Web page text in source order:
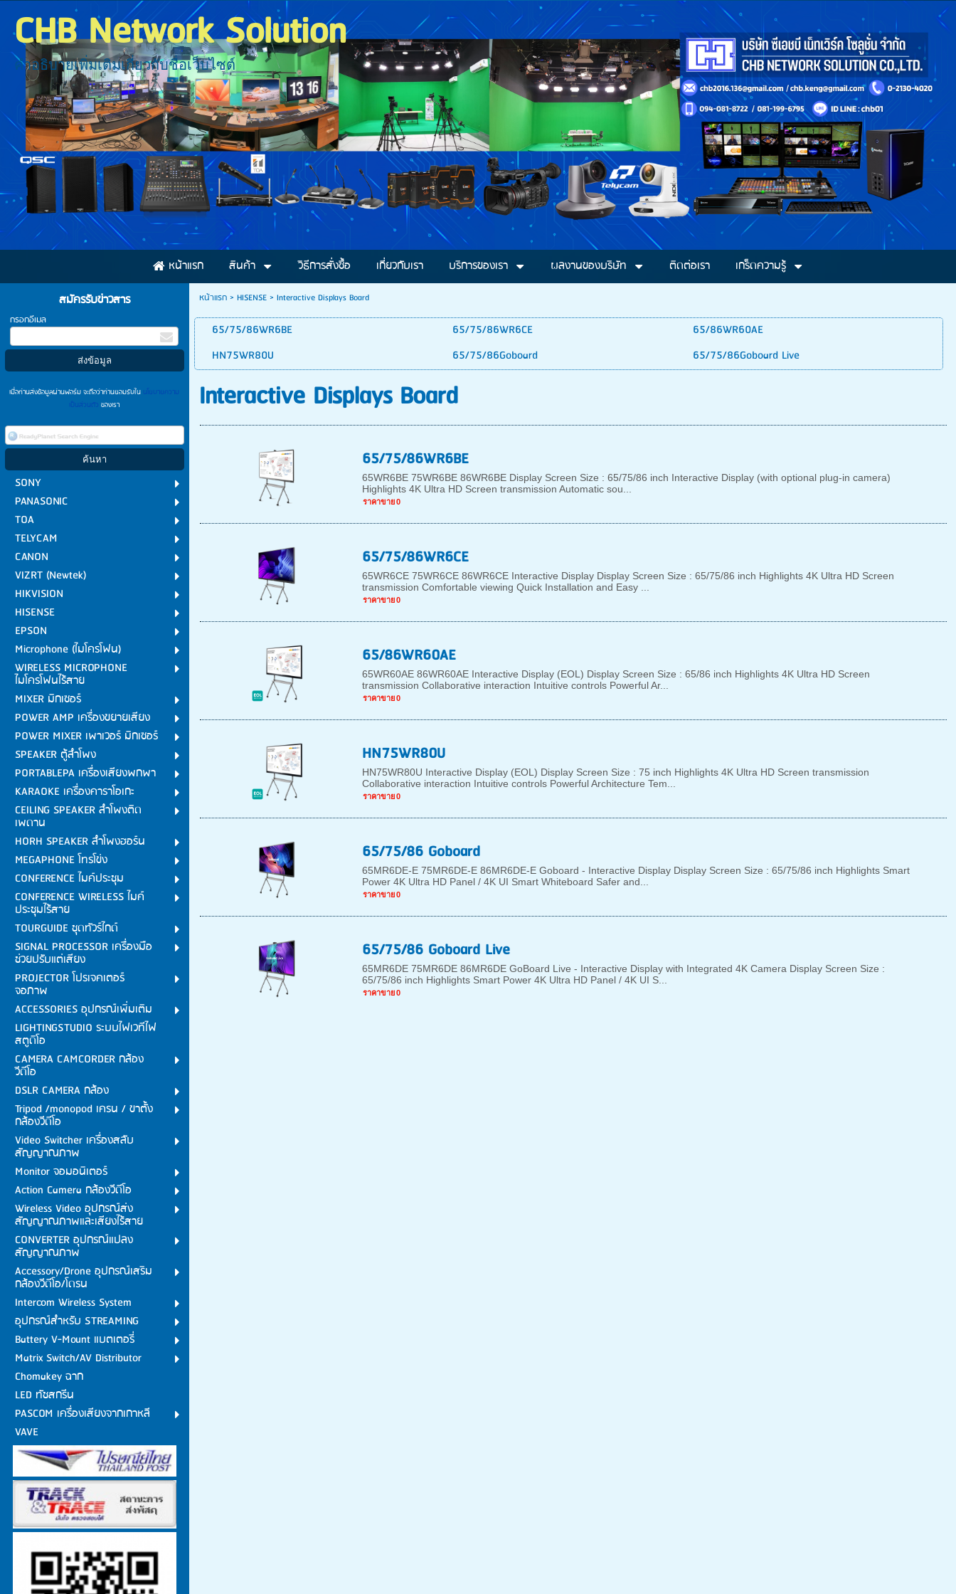
CHB Network Solution
คำอธิบายเพิ่มเติมเกี่ยวกับชื่อเว็บไซต์
หน้าแรก สินค้า วิธีการสั่งซื้อ เกี่ยวกับเรา บริการของเรา ผลงานของบริษัท ติดต่อเรา
เกร็ดความรู้
สมัครรับข่าวสาร
กรอกอีเมล
เมื่อท่านส่งข้อมูลผ่านฟอร์ม จะถือว่าท่านยอมรับใน นโยบายความ
เป็นส่วนตัวของเรา
SONY
PANASONIC
TOA
TELYCAM
CANON
VIZRT (Newtek)
HIKVISION
HISENSE
EPSON
Microphone (ไมโครโฟน)
WIRELESS MICROPHONE
ไมโครโฟนไร้สาย
MIXER มิกเซอร์
POWER AMP เครื่องขยายเสียง
POWER MIXER เพาเวอร์ มิกเซอร์
SPEAKER ตู้ลำโพง
PORTABLEPA เครื่องเสียงพกพา
KARAOKE เครื่องคาราโอเกะ
CEILING SPEAKER ลำโพงติด
เพดาน
HORH SPEAKER ลำโพงฮอร์น
MEGAPHONE โทรโข่ง
CONFERENCE ไมค์ประชุม
CONFERENCE WIRELESS ไมค์
ประชุมไร้สาย
TOURGUIDE ชุดทัวร์ไกด์
SIGNAL PROCESSOR เครื่องมือ
ช่วยปรับแต่เสียง
PROJECTOR โปรเจคเตอร์
จอภาพ
ACCESSORIES อุปกรณ์เพิ่มเติม
LIGHTINGSTUDIO ระบบไฟเวทีไฟ
สตูดิโอ
CAMERA CAMCORDER กล้อง
วีดีโอ
DSLR CAMERA กล้อง
Tripod /monopod เครน / ขาตั้ง
กล้องวีดีโอ
Video Switcher เครื่องสลับ
สัญญาณภาพ
Monitor จอมอนิเตอร์
Action Camera กล้องวีดีโอ
Wireless Video อุปกรณ์ส่ง
สัญญาณภาพและเสียงไร้สาย
CONVERTER อุปกรณ์แปลง
สัญญาณภาพ
Accessory/Drone อุปกรณ์เสริม
กล้องวีดีโอ/โดรน
Intercom Wireless System
อุปกรณ์สำหรับ STREAMING
Battery V-Mount แบตเตอรี่
Matrix Switch/AV Distributor
Chomakey ฉาก
LED ทัชสกรีน
PASCOM เครื่องเสียงจากเกาหลี
VAVE
หน้าแรก> HISENSE> Interactive Displays Board
65/75/86WR6BE 65/75/86WR6CE
65/86WR60AE
HN75WR80U
65/75/86Goboard 65/75/86Goboard Live
Interactive Displays Board
65/75/86WR6BE
65WR6BE 75WR6BE 86WR6BE Display Screen Size : 65/75/86 inch Interactive Display (with optional plug-in camera)
Highlights 4K Ultra HD Screen transmission Automatic sou...
ราคาขาย0
65/75/86WR6CE
65WR6CE 75WR6CE 86WR6CE Interactive Display Display Screen Size : 65/75/86 inch Highlights 4K Ultra HD Screen
transmission Comfortable viewing Quick Installation and Easy ...
ราคาขาย0
65/86WR60AE
65WR60AE 86WR60AE Interactive Display (EOL) Display Screen Size : 65/86 inch Highlights 4K Ultra HD Screen
transmission Collaborative interaction Intuitive controls Powerful Ar...
ราคาขาย0
HN75WR80U
HN75WR80U Interactive Display (EOL) Display Screen Size : 75 inch Highlights 4K Ultra HD Screen transmission
Collaborative interaction Intuitive controls Powerful Architecture Tem...
ราคาขาย0
65/75/86 Goboard
65MR6DE-E 75MR6DE-E 86MR6DE-E Goboard - Interactive Display Display Screen Size : 65/75/86 inch Highlights Smart
Power 4K Ultra HD Panel / 4K UI Smart Whiteboard Safer and...
ราคาขาย0
65/75/86 Goboard Live
65MR6DE 75MR6DE 86MR6DE GoBoard Live - Interactive Display with Integrated 4K Camera Display Screen Size :
65/75/86 inch Highlights Smart Power 4K Ultra HD Panel / 4K UI S...
ราคาขาย0